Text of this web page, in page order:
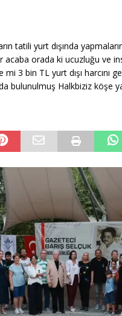
tatili yurt dışında
acaba orada ki ucuzluğu ve
mi 3 bin TL yurt dışı harcını
bulunulmuş Halkbiziz köşe